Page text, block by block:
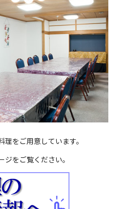
をご用意しています。
をご覧ください。